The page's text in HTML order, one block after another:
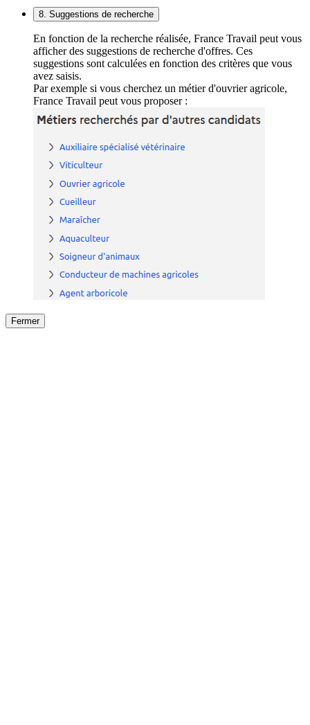
8. Suggestions de recherche
En fonction de la recherche réalisée, France Travail peut vous
afficher des suggestions de recherche d'offres. Ces
suggestions sont calculées en fonction des critères que vous
avez saisis.
Par exemple si vous cherchez un métier d'ouvrier agricole,
France Travail peut vous proposer :
Fermer